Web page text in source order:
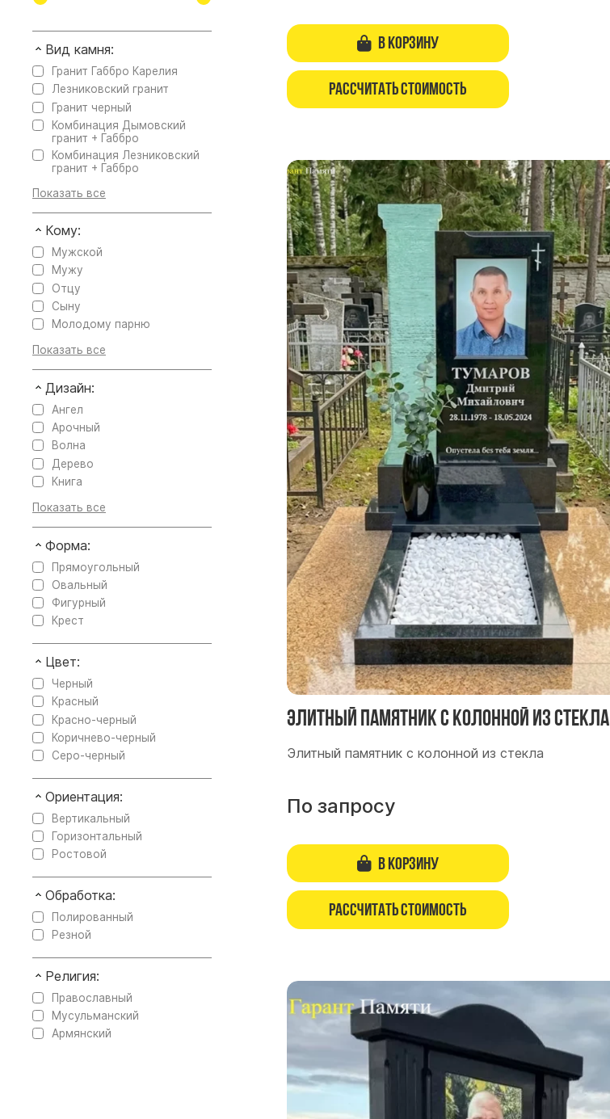
В корзину
Рассчитать стоимость
Элитный памятник с колонной из стекла
Элитный памятник с колонной из стекла
По запросу
В корзину
Рассчитать стоимость
Вид камня:
Гранит Габбро Карелия
Лезниковский гранит
Гранит черный
Комбинация Дымовский
гранит + Габбро
Комбинация Лезниковский
гранит + Габбро
Кому:
Мужской
Мужу
Отцу
Сыну
Молодому парню
Дизайн:
Ангел
Арочный
Волна
Дерево
Книга
Форма:
Прямоугольный
Овальный
Фигурный
Крест
Цвет:
Черный
Красный
Красно-черный
Коричнево-черный
Серо-черный
Ориентация:
Вертикальный
Горизонтальный
Ростовой
Обработка:
Полированный
Резной
Религия:
Православный
Мусульманский
Армянский